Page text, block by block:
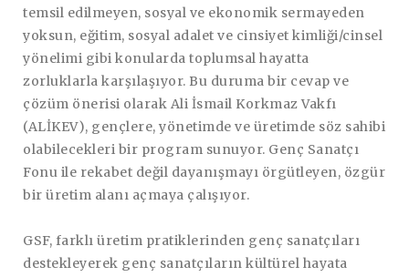
temsil edilmeyen, sosyal ve ekonomik sermayeden
yoksun, eğitim, sosyal adalet ve cinsiyet kimliği/cinsel
yönelimi gibi konularda toplumsal hayatta
zorluklarla karşılaşıyor. Bu duruma bir cevap ve
çözüm önerisi olarak Ali İsmail Korkmaz Vakfı
(ALİKEV), gençlere, yönetimde ve üretimde söz sahibi
olabilecekleri bir program sunuyor. Genç Sanatçı
Fonu ile rekabet değil dayanışmayı örgütleyen, özgür
bir üretim alanı açmaya çalışıyor.
GSF, farklı üretim pratiklerinden genç sanatçıları
destekleyerek genç sanatçıların kültürel hayata